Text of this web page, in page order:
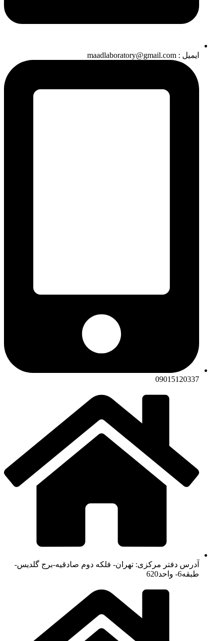
ایمیل : maadlaboratory@gmail.com
09015120337
آدرس دفتر مرکزی: تهران- فلکه دوم صادقیه-برج گلدیس-
طبقه6- واحد620